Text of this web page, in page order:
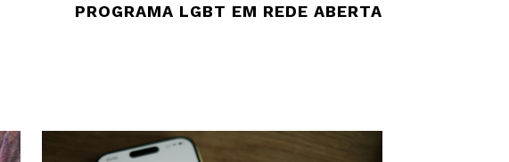
PROGRAMA LGBT EM REDE ABERTA